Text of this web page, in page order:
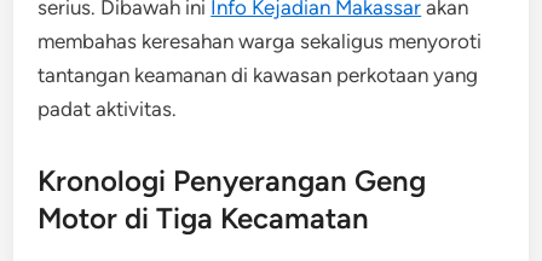
serius. Dibawah ini Info Kejadian Makassar akan
membahas keresahan warga sekaligus menyoroti
tantangan keamanan di kawasan perkotaan yang
padat aktivitas.
Kronologi Penyerangan Geng
Motor di Tiga Kecamatan